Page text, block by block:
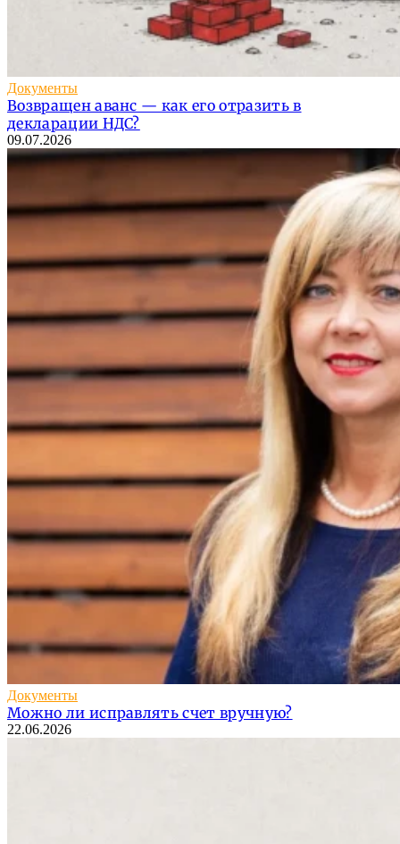
Документы
Возвращен аванс — как его отразить в
декларации НДС?
09.07.2026
Документы
Можно ли исправлять счет вручную?
22.06.2026